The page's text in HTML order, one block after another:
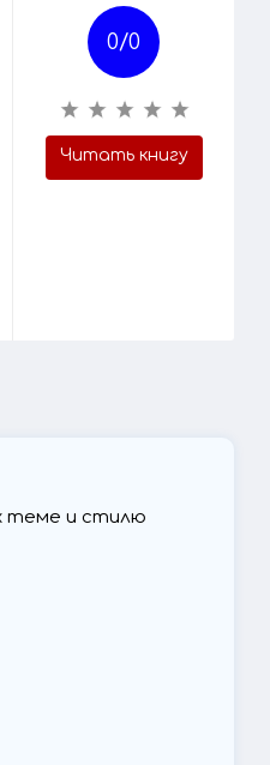
0/0
Читать книгу
теме и стилю